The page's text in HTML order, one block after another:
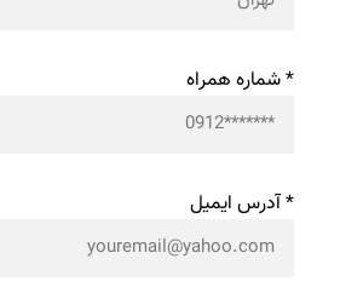
* شماره همراه
* آدرس ایمیل